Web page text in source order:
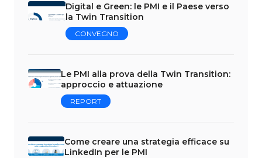
Digital e Green: le PMI e il Paese verso
la Twin Transition
CONVEGNO
Le PMI alla prova della Twin Transition:
approccio e attuazione
REPORT
Come creare una strategia efficace su
LinkedIn per le PMI